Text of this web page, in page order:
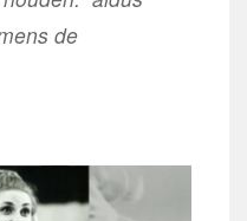
de